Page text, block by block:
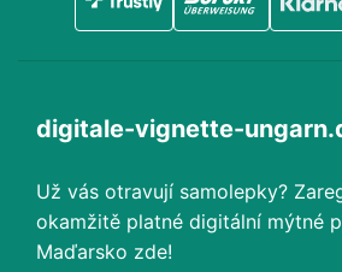
digitale-vignette-
Už vás otravují samolepky?
okamžitě platné digitální mýtné
Maďarsko zde!